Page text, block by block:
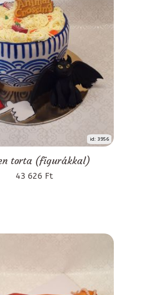
id: 3956
torta (figurákkal)
43 626 Ft